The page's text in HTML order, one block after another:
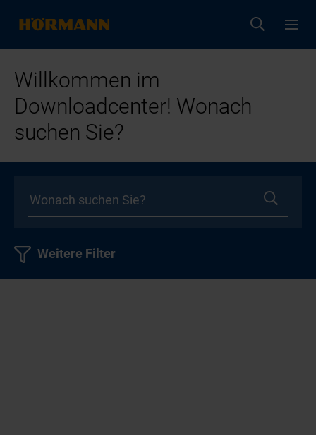
Willkommen im
Downloadcenter! Wonach
suchen Sie?
Weitere Filter